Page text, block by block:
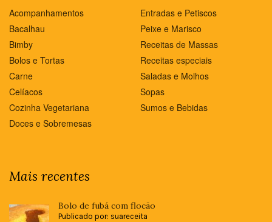
Acompanhamentos
Bacalhau
Bimby
Bolos e Tortas
Carne
Celíacos
Cozinha Vegetariana
Doces e Sobremesas
Entradas e Petiscos
Peixe e Marisco
Receitas de Massas
Receitas especiais
Saladas e Molhos
Sopas
Sumos e Bebidas
Mais recentes
Bolo de fubá com flocão
Publicado por: suareceita